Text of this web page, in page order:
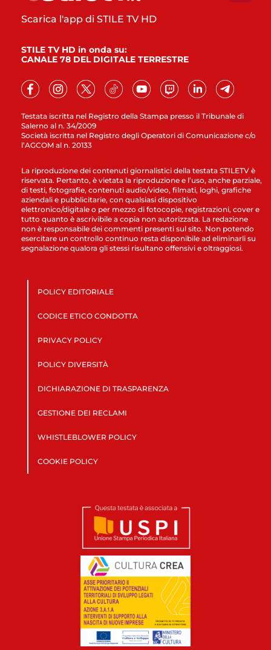
Testata iscritta nel Registro della Stampa presso il Tribunale di
Salerno al n. 34/2009
Società iscritta nel Registro degli Operatori di Comunicazione c/o
l’AGCOM al n. 20133
Scarica l'app di STILE TV HD
STILE TV HD in onda su:
CANALE 78 DEL DIGITALE TERRESTRE
La riproduzione dei contenuti giornalistici della testata STILETV è
riservata. Pertanto, è vietata la riproduzione e l’uso, anche parziale,
di testi, fotografie, contenuti audio/video, filmati, loghi, grafiche
aziendali e pubblicitarie, con qualsiasi dispositivo
elettronico/digitale o per mezzo di fotocopie, registrazioni, cover e
tutto quanto è ascrivibile a copia non autorizzata. La redazione
non è responsabile dei commenti presenti sul sito. Non potendo
esercitare un controllo continuo resta disponibile ad eliminarli su
segnalazione qualora gli stessi risultano offensivi e oltraggiosi.
POLICY EDITORIALE
CODICE ETICO CONDOTTA
PRIVACY POLICY
POLICY DIVERSITÀ
DICHIARAZIONE DI TRASPARENZA
GESTIONE DEI RECLAMI
WHISTLEBLOWER POLICY
COOKIE POLICY